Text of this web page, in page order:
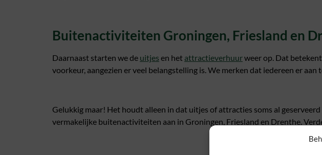
Buitenactiviteiten Groningen, Friesland en
Daarnaast starten we de uitjes en het attractieverhuurweer op. Dat
voorkeur, aangezien er veel belangstelling is. We merken dat iedereen er aan
Gelukkig maar! Het houdt alleen in dat uitjes of attracties soms al
vermakelijke buitenactiviteiten aan in Groningen, Friesland en Drenthe.